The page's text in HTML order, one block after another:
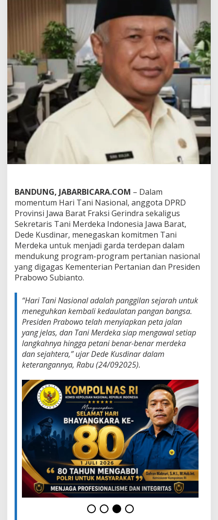
n
M
e
r
d
a
S
a
p
g
r
a
m
S
w
a
s
e
m
b
d
a
P
a
n
g
a
P
r
e
s
i
e
n
P
r
b
o
w
o
BANDUNG, JABARBICARA.COM – Dalam
momentum Hari Tani Nasional, anggota DPRD
Provinsi Jawa Barat Fraksi Gerindra sekaligus
Sekretaris Tani Merdeka Indonesia Jawa Barat,
Dede Kusdinar, menegaskan komitmen Tani
Merdeka untuk menjadi garda terdepan dalam
mendukung program-program pertanian nasional
yang digagas Kementerian Pertanian dan Presiden
Prabowo Subianto.
“Hari Tani Nasional adalah panggilan sejarah untuk
meneguhkan kembali kedaulatan pangan bangsa.
Presiden Prabowo telah menyiapkan peta jalan
yang jelas, dan Tani Merdeka siap mengawal setiap
langkahnya hingga petani benar-benar merdeka
dan sejahtera,” ujar Dede Kusdinar dalam
keterangannya, Rabu (24/092025).